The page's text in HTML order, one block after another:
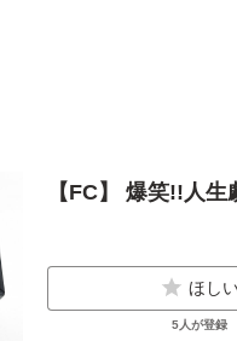
【FC】 爆笑!!人生
ほし
5人が登録